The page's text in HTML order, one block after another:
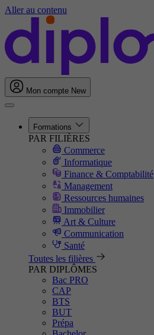
Aller au contenu
Mon compte New
Formations
PAR FILIÈRES
Commerce
Informatique
Finance & Comptabilité
Management
Ressources humaines
Immobilier
Art & Culture
Communication
Santé
Toutes les filières
PAR DIPLÔMES
Bac PRO
CAP
BTS
BUT
Prépa